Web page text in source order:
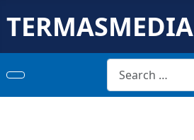
TERMASMEDIA
Search